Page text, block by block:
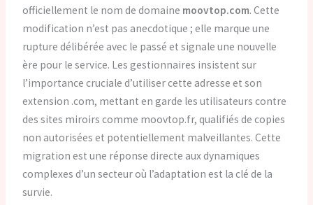
officiellement le nom de domaine moovtop.com. Cette
modification n’est pas anecdotique ; elle marque une
rupture délibérée avec le passé et signale une nouvelle
ère pour le service. Les gestionnaires insistent sur
l’importance cruciale d’utiliser cette adresse et son
extension .com, mettant en garde les utilisateurs contre
des sites miroirs comme moovtop.fr, qualifiés de copies
non autorisées et potentiellement malveillantes. Cette
migration est une réponse directe aux dynamiques
complexes d’un secteur où l’adaptation est la clé de la
survie.